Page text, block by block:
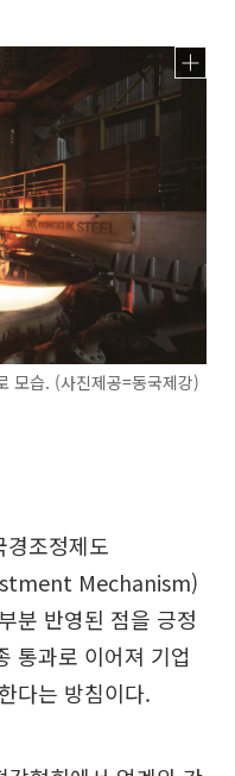
모습. (사진제공=동국제강)
조정제도
Mechanism)
분 반영된 점을 긍정
통과로 이어져 기업
다는 방침이다.